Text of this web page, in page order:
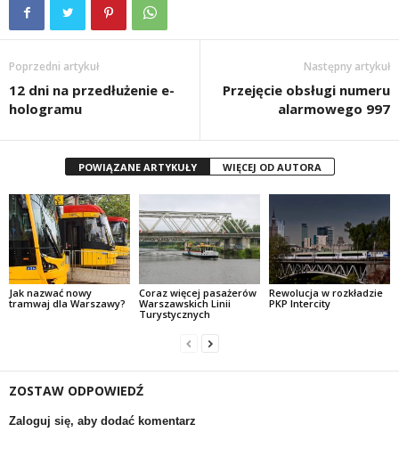
Poprzedni artykuł
12 dni na przedłużenie e-
hologramu
Następny artykuł
Przejęcie obsługi numeru
alarmowego 997
POWIĄZANE ARTYKUŁY WIĘCEJ OD AUTORA
Jak nazwać nowy
tramwaj dla Warszawy?
Coraz więcej pasażerów
Warszawskich Linii
Turystycznych
Rewolucja w rozkładzie
PKP Intercity
ZOSTAW ODPOWIEDŹ
Zaloguj się, aby dodać komentarz